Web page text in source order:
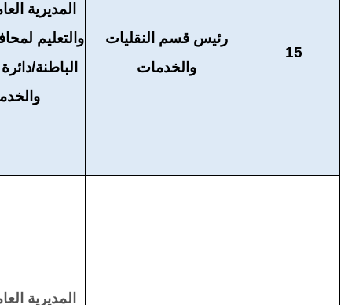
15
رئيس قسم النقليات
والخدمات
المديرية
والتعليم
الباطنة/
المديرية